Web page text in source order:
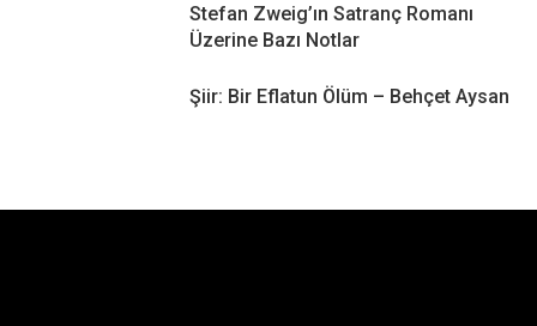
Stefan Zweig’ın Satranç Romanı
Üzerine Bazı Notlar
Şiir: Bir Eflatun Ölüm – Behçet Aysan